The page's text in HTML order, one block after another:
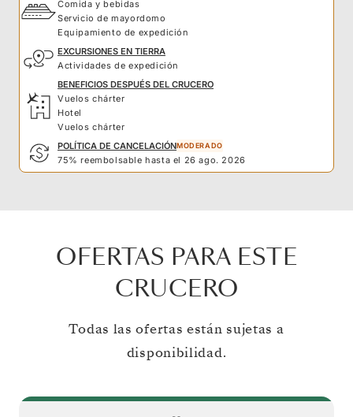
Comida y bebidas
Servicio de mayordomo
Equipamiento de expedición
EXCURSIONES EN TIERRA
Actividades de expedición
BENEFICIOS DESPUÉS DEL CRUCERO
Vuelos chárter
Hotel
Vuelos chárter
POLÍTICA DE CANCELACIÓNMODERADO
75% reembolsable hasta el 26 ago. 2026
OFERTAS PARA ESTE
CRUCERO
Todas las ofertas están sujetas a
disponibilidad.